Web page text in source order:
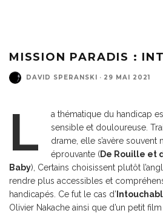
MISSION PARADIS :
DAVID SPERANSKI · 29 MAI 2021
L
a thématique du handicap
sensible et douloureuse.
drame, elle s’avère
éprouvante (De Rouille et
Baby), Certains choisissent plutôt
rendre plus accessibles et
handicapés. Ce fut le cas d’
Olivier Nakache ainsi que d’un petit